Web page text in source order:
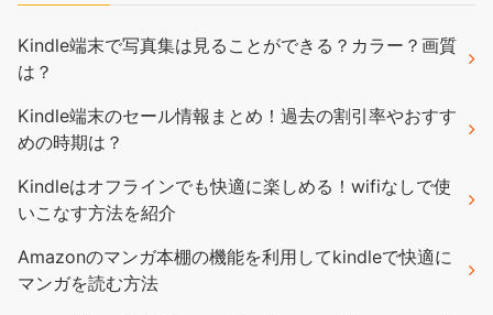
Kindle端末で写真集は見ることができる？カラー？画質
は？
Kindle端末のセール情報まとめ！過去の割引率やおすす
めの時期は？
Kindleはオフラインでも快適に楽しめる！wifiなしで使
いこなす方法を紹介
Amazonのマンガ本棚の機能を利用してkindleで快適に
マンガを読む方法